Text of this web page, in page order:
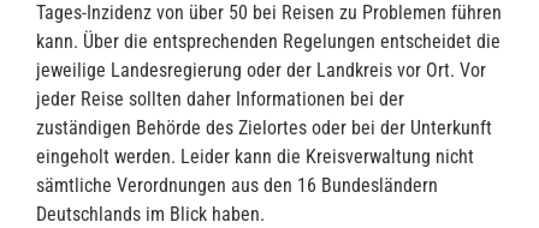
Tages-Inzidenz von über 50 bei Reisen zu Problemen führen
kann. Über die entsprechenden Regelungen entscheidet die
jeweilige Landesregierung oder der Landkreis vor Ort. Vor
jeder Reise sollten daher Informationen bei der
zuständigen Behörde des Zielortes oder bei der Unterkunft
eingeholt werden. Leider kann die Kreisverwaltung nicht
sämtliche Verordnungen aus den 16 Bundesländern
Deutschlands im Blick haben.